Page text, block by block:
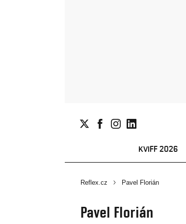
KVIFF 2026
Reflex.cz Pavel Florián
Pavel Florián